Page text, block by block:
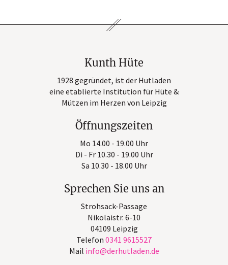
Kunth Hüte
1928 gegründet, ist der Hutladen
eine etablierte Institution für Hüte &
Mützen im Herzen von Leipzig
Öffnungszeiten
Mo 14.00 - 19.00 Uhr
Di - Fr 10.30 - 19.00 Uhr
Sa 10.30 - 18.00 Uhr
Sprechen Sie uns an
Strohsack-Passage
Nikolaistr. 6-10
04109 Leipzig
Telefon 0341 9615527
Mail info derhutladen de